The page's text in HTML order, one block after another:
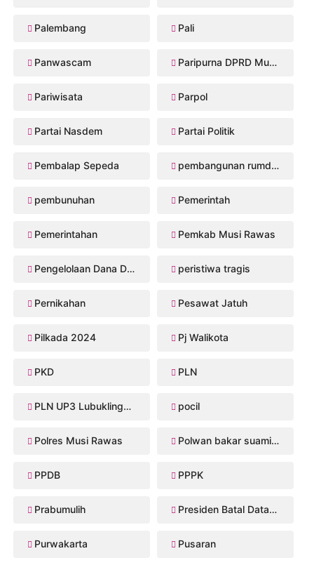
Palembang Pali
Panwascam Paripurna DPRD Musi Rawas
Pariwisata Parpol
Partai Nasdem Partai Politik
Pembalap Sepeda pembangunan rumdis Musi Rawas
pembunuhan Pemerintah
Pemerintahan Pemkab Musi Rawas
Pengelolaan Dana Desa peristiwa tragis
Pernikahan Pesawat Jatuh
Pilkada 2024 Pj Walikota
PKD PLN
PLN UP3 Lubuklinggau pocil
Polres Musi Rawas Polwan bakar suaminya
PPDB PPPK
Prabumulih Presiden Batal Datang
Purwakarta Pusaran